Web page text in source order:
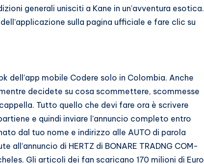
generali unisciti a Kane in un’avventura esotica.
sulla pagina ufficiale e fare clic su
dell’app mobile Codere solo in Colombia. Anche
decidete su cosa scommettere, scommesse
Tutto quello che devi fare ora è scrivere
e quindi inviare l’annuncio completo entro
dal tuo nome e indirizzo alle AUTO di parola
di HERTZ di BONARE TRADNG COM-
Gli articoli dei fan scaricano 170 milioni di Euro